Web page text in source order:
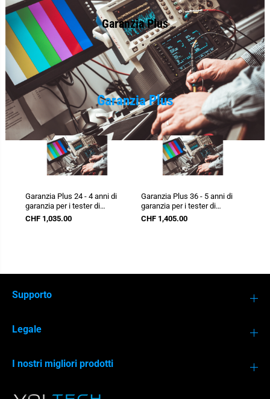
Garanzia Plus
Garanzia Plus
Garanzia Plus 24 - 4 anni di
garanzia per i tester di
installazione
CHF 1,035.00
Garanzia Plus 36 - 5 anni di
garanzia per i tester di
installazione
CHF 1,405.00
Supporto
Legale
I nostri migliori prodotti